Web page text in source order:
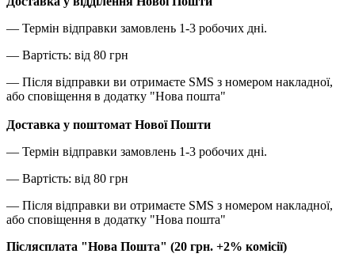
— Термін відправки замовлень 1-3 робочих дні.
— Вартість: від 80 грн
— Після відправки ви отримаєте SMS з номером накладної,
або сповіщення в додатку "Нова пошта"
Доставка у поштомат Нової Пошти
— Термін відправки замовлень 1-3 робочих дні.
— Вартість: від 80 грн
— Після відправки ви отримаєте SMS з номером накладної,
або сповіщення в додатку "Нова пошта"
Післясплата "Нова Пошта" (20 грн. +2% комісії)